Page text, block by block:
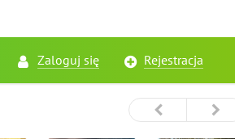
Zaloguj się Rejestracja